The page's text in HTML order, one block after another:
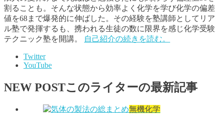
割ることも。そんな状態から効率よく化学を学び化学の偏差
値を68まで爆発的に伸ばした。その経験を塾講師としてリア
ル塾で発揮するも、携われる生徒の数に限界を感じ化学受験
テクニック塾を開講。
自己紹介の続きを読む。
Twitter
YouTube
NEW POSTこのライターの最新記事
無機化学